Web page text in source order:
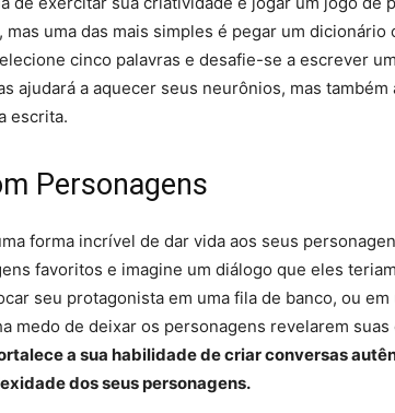
mas uma das mais simples é pegar um
cinco palavras e desafie-se a escrever
ajudará a aquecer seus neurônios, mas também
escrita.
Personagens
forma incrível de dar vida aos seus
favoritos e imagine um diálogo que eles
seu protagonista em uma fila de banco, ou
medo de deixar os personagens revelarem
a sua habilidade de criar conversas
dos seus personagens.